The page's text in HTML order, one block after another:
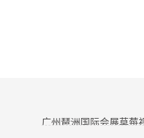
广州琶洲国际会展草莓